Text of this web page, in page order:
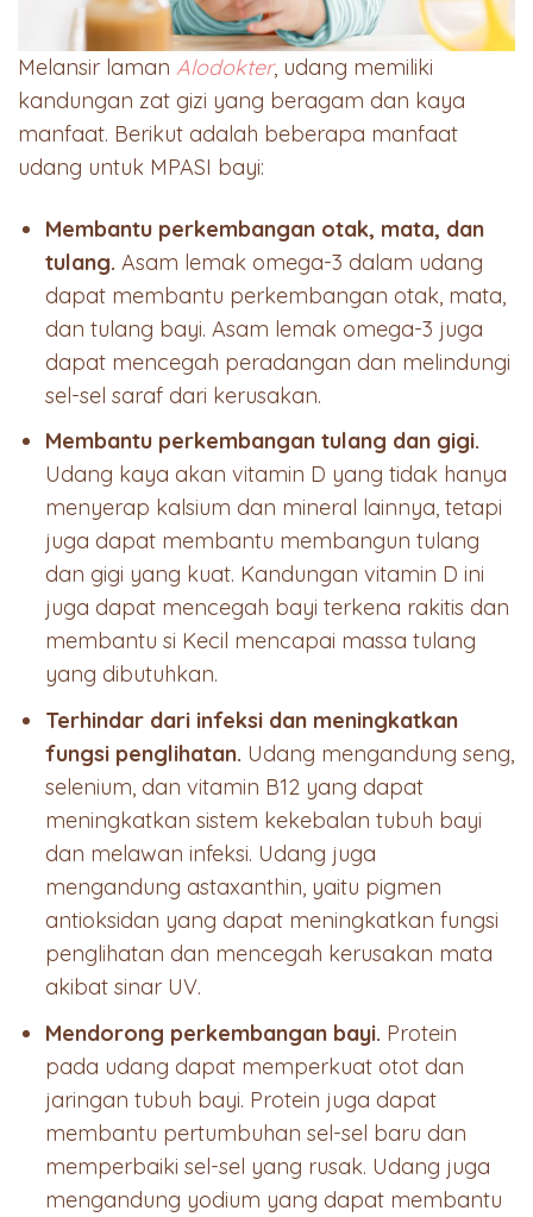
Melansir laman Alodokter, udang memiliki
kandungan zat gizi yang beragam dan kaya
manfaat. Berikut adalah beberapa manfaat
udang untuk MPASI bayi:
Membantu perkembangan otak, mata, dan
tulang. Asam lemak omega-3 dalam udang
dapat membantu perkembangan otak, mata,
dan tulang bayi. Asam lemak omega-3 juga
dapat mencegah peradangan dan melindungi
sel-sel saraf dari kerusakan.
Membantu perkembangan tulang dan gigi.
Udang kaya akan vitamin D yang tidak hanya
menyerap kalsium dan mineral lainnya, tetapi
juga dapat membantu membangun tulang
dan gigi yang kuat. Kandungan vitamin D ini
juga dapat mencegah bayi terkena rakitis dan
membantu si Kecil mencapai massa tulang
yang dibutuhkan.
Terhindar dari infeksi dan meningkatkan
fungsi penglihatan. Udang mengandung seng,
selenium, dan vitamin B12 yang dapat
meningkatkan sistem kekebalan tubuh bayi
dan melawan infeksi. Udang juga
mengandung astaxanthin, yaitu pigmen
antioksidan yang dapat meningkatkan fungsi
penglihatan dan mencegah kerusakan mata
akibat sinar UV.
Mendorong perkembangan bayi. Protein
pada udang dapat memperkuat otot dan
jaringan tubuh bayi. Protein juga dapat
membantu pertumbuhan sel-sel baru dan
memperbaiki sel-sel yang rusak. Udang juga
mengandung yodium yang dapat membantu